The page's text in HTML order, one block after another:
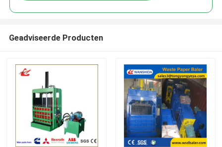
Geadviseerde Producten